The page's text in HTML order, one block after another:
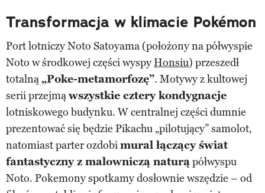
Transformacja w klimacie Pokémon
Port lotniczy Noto Satoyama (położony na półwyspie
Noto w środkowej części wyspy Honsiu) przeszedł
totalną„Poke-metamorfozę”. Motywy z kultowej
serii przejmąwszystkie cztery kondygnacje
lotniskowego budynku. W centralnej części dumnie
prezentować się będzie Pikachu „pilotujący” samolot,
natomiast parter ozdobimural łączący świat
fantastyczny z malowniczą naturąpółwyspu
Noto. Pokemony spotkamy dosłownie wszędzie – od